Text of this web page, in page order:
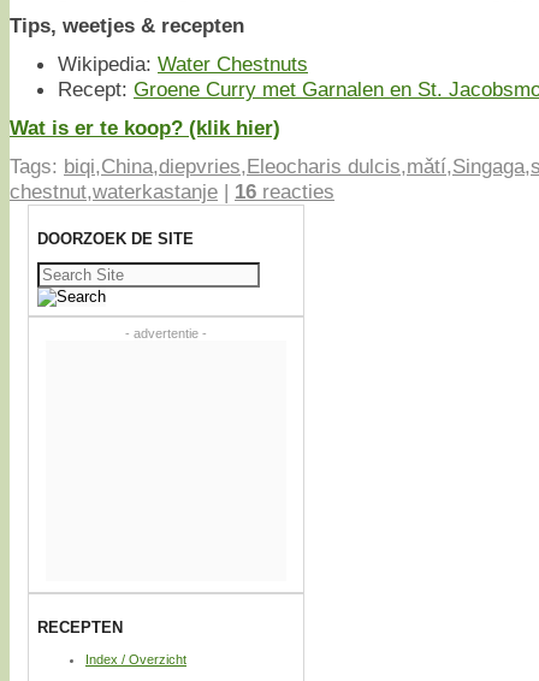
Tips, weetjes & recepten
Wikipedia: Water Chestnuts
Recept: Groene Curry met Garnalen en St.
Wat is er te koop? (klik hier)
Tags: biqi,China,diepvries,Eleocharis dulcis,mǎtí,Singaga,
chestnut,waterkastanje | 16 reacties
DOORZOEK DE SITE
Zoeken
naar:
- advertentie -
RECEPTEN
Index / Overzicht